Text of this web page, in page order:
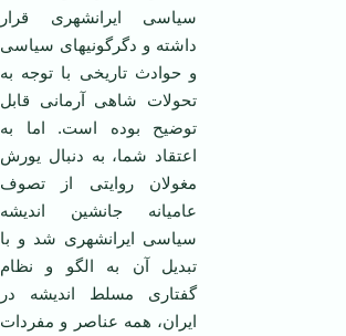
سیاسی ایرانشهری قرار
داشته و دگرگونیهای سیاسی
و حوادث تاریخی با توجه به
تحولات شاهی آرمانی قابل
توضیح بوده است. اما به
اعتقاد شما، به دنبال یورش
مغولان روایتی از تصوف
عامیانه جانشین اندیشه
سیاسی ایرانشهری شد و با
تبدیل آن به الگو و نظام
گفتاری مسلط اندیشه در
ایران، همه عناصر و مفردات